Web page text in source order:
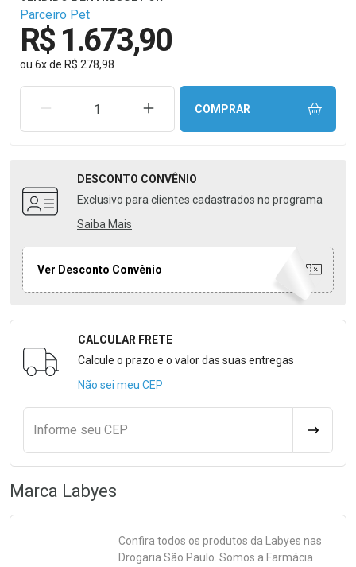
Parceiro Pet
R$ 1.673,90
ou 6xde R$ 278,98
REMOVER UMA UNIDADEAUMENTAR UMA UNIDADE
COMPRAR
DESCONTO CONVÊNIO
Exclusivo para clientes cadastrados no programa
Saiba Mais
Ver Desconto Convênio
Formulário para Calcular o Frete
CALCULAR FRETE
Calcule o prazo e o valor das suas entregas
Não sei meu CEP
Informe seu CEP
Marca Labyes
Confira todos os produtos da Labyes nas
Drogaria São Paulo. Somos a Farmácia